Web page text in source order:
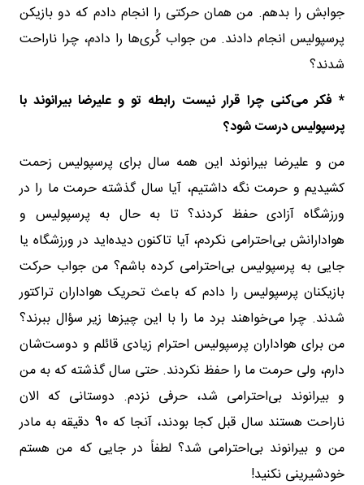
جوابش را بدهم. من همان حرکتی را انجام دادم که دو بازیکن
پرسپولیس انجام دادند. من جواب کُری‌ها را دادم، چرا ناراحت
شدند؟
* فکر می‌کنی چرا قرار نیست رابطه تو و علیرضا بیرانوند با
پرسپولیس درست شود؟
من و علیرضا بیرانوند این همه سال برای پرسپولیس زحمت
کشیدیم و حرمت نگه داشتیم، آیا سال گذشته حرمت ما را در
ورزشگاه آزادی حفظ کردند؟ تا به حال به پرسپولیس و
هوادارانش بی‌احترامی نکردم، آیا تاکنون دیده‌اید در ورزشگاه یا
جایی به پرسپولیس بی‌احترامی کرده باشم؟ من جواب حرکت
بازیکنان پرسپولیس را دادم که باعث تحریک هواداران تراکتور
شدند. چرا می‌خواهند برد ما را با این چیزها زیر سؤال ببرند؟
من برای هواداران پرسپولیس احترام زیادی قائلم و دوست‌شان
دارم، ولی حرمت ما را حفظ نکردند. حتی سال گذشته که به من
و بیرانوند بی‌احترامی شد، حرفی نزدم. دوستانی که الان
ناراحت هستند سال قبل کجا بودند، آنجا که 90 دقیقه به مادر
من و بیرانوند بی‌احترامی شد؟ لطفاً در جایی که من هستم
خودشیرینی نکنید!